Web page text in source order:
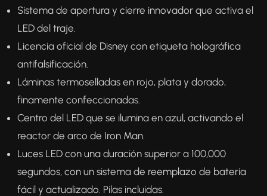
Sistema de apertura y cierre innovador que activa el
LED del traje.
Licencia oficial de Disney con etiqueta holográfica
antifalsificación.
Láminas termoselladas en rojo, plata y dorado,
finamente confeccionadas.
Centro del LED que se ilumina en azul, activando el
reactor de arco de Iron Man.
Luces LED con una duración superior a 100,000
segundos, con un sistema de reemplazo de batería
fácil y actualizado. Pilas incluidas.